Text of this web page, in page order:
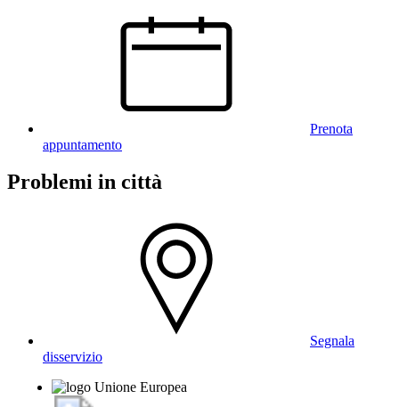
Prenota
appuntamento
Problemi in città
Segnala
disservizio